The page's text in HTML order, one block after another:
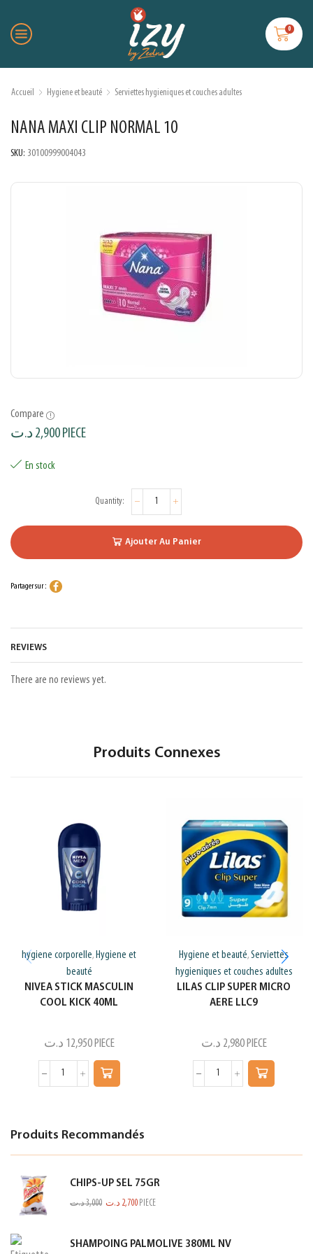
0
Accueil Hygiene et beauté Serviettes hygieniques et couches adultes
NANA MAXI CLIP NORMAL 10
SKU: 30100999004043
Compare
2,900د.ت PIECE
En stock
Ajouter Au Panier
Partager sur :
REVIEWS
There are no reviews yet.
Produits Connexes
hygiene corporelle, Hygiene et
beauté
NIVEA STICK MASCULIN
COOL KICK 40ML
12,950 د.ت PIECE
Hygiene et beauté,Serviettes
hygieniques et couches adultes
LILAS CLIP SUPER MICRO
AERE LLC9
2,980 د.ت PIECE
Produits Recommandés
CHIPS-UP SEL 75GR
3,000د.ت 2,700 د.ت PIECE
SHAMPOING PALMOLIVE 380ML NV